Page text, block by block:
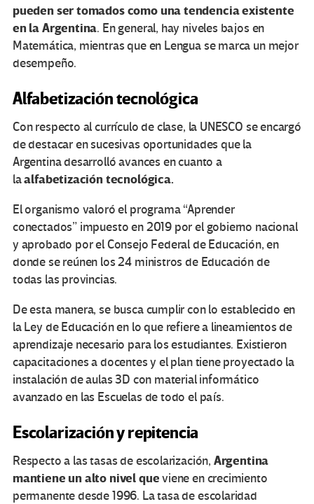
pueden ser tomados como una tendencia existente
en la Argentina. En general, hay niveles bajos en
Matemática, mientras que en Lengua se marca un mejor
desempeño.
Alfabetización tecnológica
Con respecto al currículo de clase, la UNESCO se encargó
de destacar en sucesivas oportunidades que la
Argentina desarrolló avances en cuanto a
laalfabetización tecnológica.
El organismo valoró el programa “Aprender
conectados” impuesto en 2019 por el gobierno nacional
y aprobado por el Consejo Federal de Educación, en
donde se reúnen los 24 ministros de Educación de
todas las provincias.
De esta manera, se busca cumplir con lo establecido en
la Ley de Educación en lo que refiere a lineamientos de
aprendizaje necesario para los estudiantes. Existieron
capacitaciones a docentes y el plan tiene proyectado la
instalación de aulas 3D con material informático
avanzado en las Escuelas de todo el país.
Escolarización y repitencia
Respecto a las tasas de escolarización, Argentina
mantiene un alto nivel queviene en crecimiento
permanente desde 1996. La tasa de escolaridad